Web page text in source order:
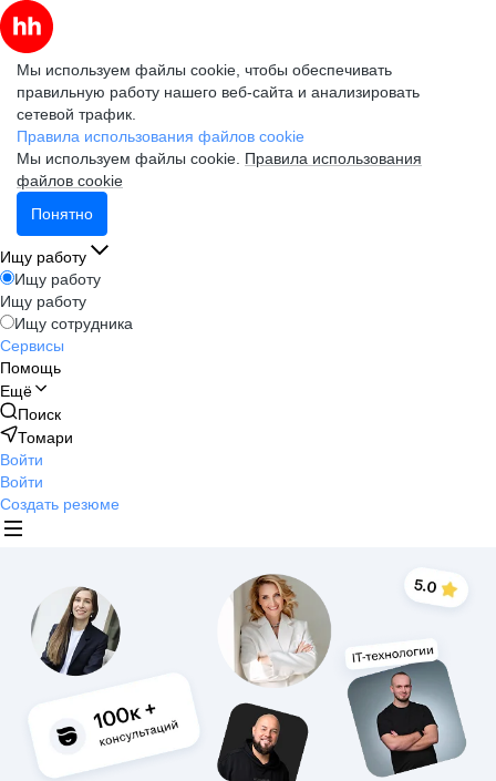
Мы используем файлы cookie, чтобы обеспечивать
правильную работу нашего веб-сайта и анализировать
сетевой трафик.
Правила использования файлов cookie
Мы используем файлы cookie. Правила использования
файлов cookie
Понятно
Ищу работу
Ищу работу
Ищу работу
Ищу сотрудника
Сервисы
Помощь
Ещё
Поиск
Томари
Войти
Войти
Создать резюме